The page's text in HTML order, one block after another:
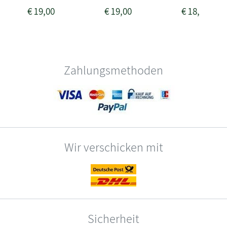
€19,00 €19,00 €18,95
Zahlungsmethoden
Wir verschicken mit
Sicherheit